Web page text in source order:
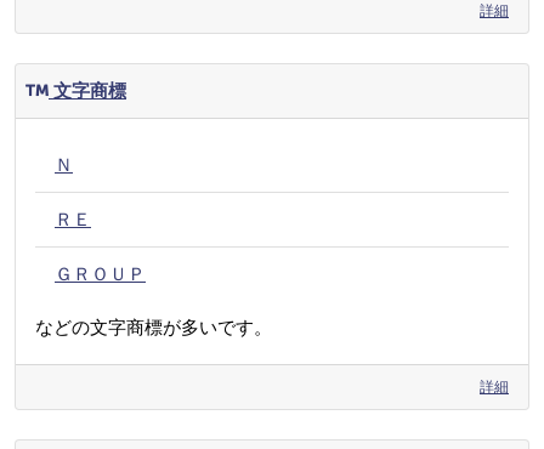
詳細
文字商標
Ｎ
ＲＥ
ＧＲＯＵＰ
などの文字商標が多いです。
詳細